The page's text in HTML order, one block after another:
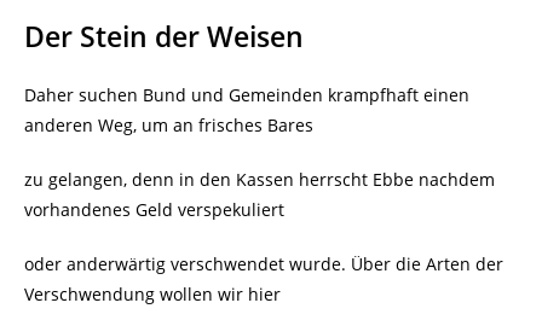
Der Stein der Weisen
Daher suchen Bund und Gemeinden krampfhaft einen
anderen Weg, um an frisches Bares
zu gelangen, denn in den Kassen herrscht Ebbe nachdem
vorhandenes Geld verspekuliert
oder anderwärtig verschwendet wurde. Über die Arten der
Verschwendung wollen wir hier